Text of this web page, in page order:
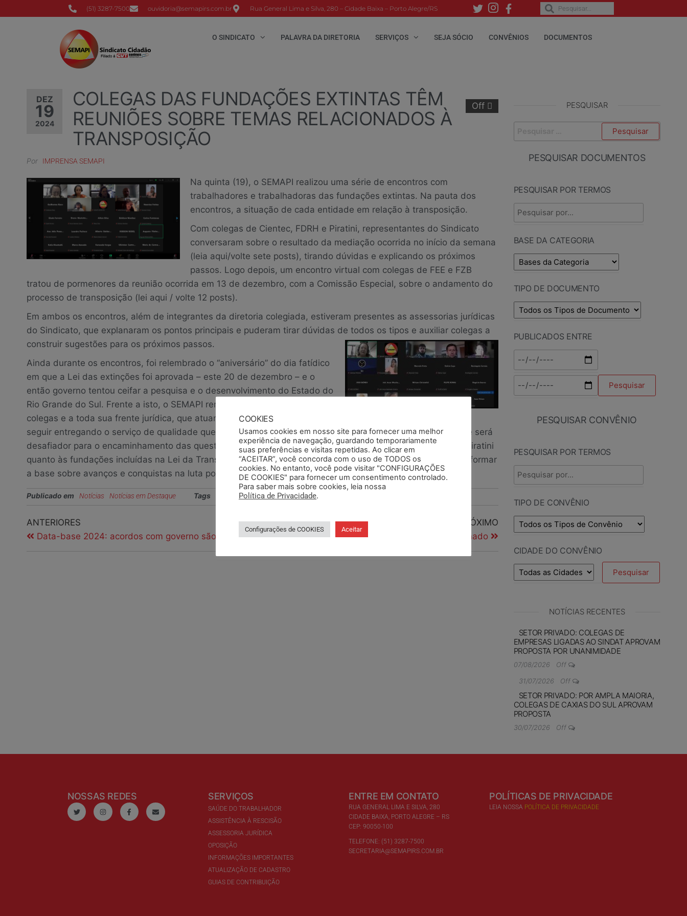
(51) 3287-7500 ouvidoria@semapirs.com.br Rua General Lima e Silva, 280 – Cidade Baixa – Porto Alegre/RS
O SINDICATO PALAVRA DA DIRETORIA SERVIÇOS SEJA SÓCIO CONVÊNIOS DOCUMENTOS
DEZ
19
2024
Off
COLEGAS DAS FUNDAÇÕES EXTINTAS TÊM
REUNIÕES SOBRE TEMAS RELACIONADOS À
TRANSPOSIÇÃO
Por IMPRENSA SEMAPI
Na quinta (19), o SEMAPI realizou uma série de encontros com
trabalhadores e trabalhadoras das fundações extintas. Na pauta dos
encontros, a situação de cada entidade em relação à transposição.
Com colegas de Cientec, FDRH e Piratini, representantes do Sindicato
conversaram sobre o resultado da mediação ocorrida no início da semana
(leia aqui/volte sete posts), tirando dúvidas e explicando os próximos
passos. Logo depois, um encontro virtual com colegas de FEE e FZB
tratou de pormenores da reunião ocorrida em 13 de dezembro, com a Comissão Especial, sobre o andamento do
processo de transposição (lei aqui / volte 12 posts).
Em ambos os encontros, além de integrantes da diretoria colegiada, estiveram presentes as assessorias jurídicas
do Sindicato, que explanaram os pontos principais e puderam tirar dúvidas de todos os tipos e auxiliar colegas a
construir sugestões para os próximos passos.
Ainda durante os encontros, foi relembrado o “aniversário” do dia fatídico
em que a Lei das extinções foi aprovada – este 20 de dezembro – e o
então governo tentou ceifar a pesquisa e o desenvolvimento do Estado do
Rio Grande do Sul. Frente a isto, o SEMAPI renovou os agradecimentos a
colegas e a toda sua frente jurídica, que atuaram incessantemente para
seguir entregando o serviço de qualidade que a sociedade gaúcha necessita e merece. O próximo semestre será
desafiador para o encaminhamento das questões que tanto dizem respeito a CIENTEC, FDRH e Fundação Piratini
quanto às fundações incluídas na Lei da Transposição (FEE e FZB). Seguimos em contato constante para informar
a base sobre avanços e conquistas na luta por direitos. Nosso trabalho tem valor!
Publicado em Notícias Notícias em Destaque Tags aniversario duvidas extintas reunioes
ANTERIORES
Data-base 2024: acordos com governo são assinados
PRÓXIMO
Acordo sobre promoções na EGR é assinado
PESQUISAR
PESQUISAR DOCUMENTOS
PESQUISAR POR TERMOS
BASE DA CATEGORIA
TIPO DE DOCUMENTO
PUBLICADOS ENTRE
PESQUISAR CONVÊNIO
PESQUISAR POR TERMOS
TIPO DE CONVÊNIO
CIDADE DO CONVÊNIO
NOTÍCIAS RECENTES
SETOR PRIVADO: COLEGAS DE
EMPRESAS LIGADAS AO SINDAT APROVAM
PROPOSTA POR UNANIMIDADE
07/08/2026
Off
31/07/2026
Off
SETOR PRIVADO: POR AMPLA MAIORIA,
COLEGAS DE CAXIAS DO SUL APROVAM
PROPOSTA
30/07/2026 Off
NOSSAS REDES SERVIÇOS
SAÚDE DO TRABALHADOR
ASSISTÊNCIA À RESCISÃO
ASSESSORIA JURÍDICA
OPOSIÇÃO
INFORMAÇÕES IMPORTANTES
ATUALIZAÇÃO DE CADASTRO
GUIAS DE CONTRIBUIÇÃO
ENTRE EM CONTATO
RUA GENERAL LIMA E SILVA, 280
CIDADE BAIXA, PORTO ALEGRE – RS
CEP: 90050-100
TELEFONE: (51) 3287-7500
SECRETARIA@SEMAPIRS.COM.BR
POLÍTICAS DE PRIVACIDADE
LEIA NOSSA POLÍTICA DE PRIVACIDADE
COOKIES
Usamos cookies em nosso site para fornecer uma melhor
experiência de navegação, guardando temporariamente
suas preferências e visitas repetidas. Ao clicar em
“ACEITAR”, você concorda com o uso de TODOS os
cookies. No entanto, você pode visitar "CONFIGURAÇÕES
DE COOKIES" para fornecer um consentimento controlado.
Para saber mais sobre cookies, leia nossa
Política de Privacidade.
Configurações de COOKIES Aceitar